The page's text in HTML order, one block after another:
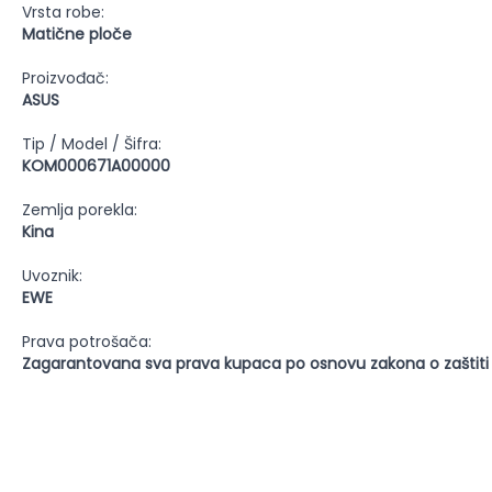
Vrsta robe:
Matične ploče
Proizvođač:
ASUS
Tip / Model / Šifra:
KOM000671A00000
Zemlja porekla:
Kina
Uvoznik:
EWE
Prava potrošača:
Zagarantovana sva prava kupaca po osnovu zakona o